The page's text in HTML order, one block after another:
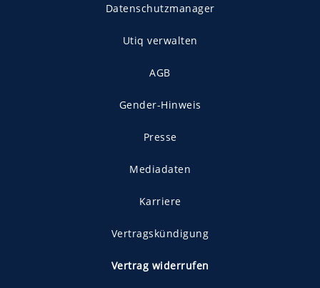
Datenschutzmanager
Utiq verwalten
AGB
Gender-Hinweis
Presse
Mediadaten
Karriere
Vertragskündigung
Vertrag widerrufen